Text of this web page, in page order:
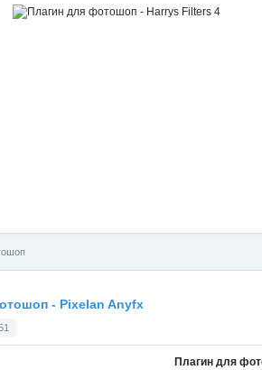
- Pixelan Anyfx
Плагин для